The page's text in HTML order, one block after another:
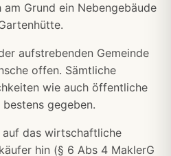
Grund ein Nebengebäude
aufstrebenden Gemeinde
offen. Sämtliche
wie auch öffentliche
gegeben.
das wirtschaftliche
hin (§ 6 Abs 4 MaklerG